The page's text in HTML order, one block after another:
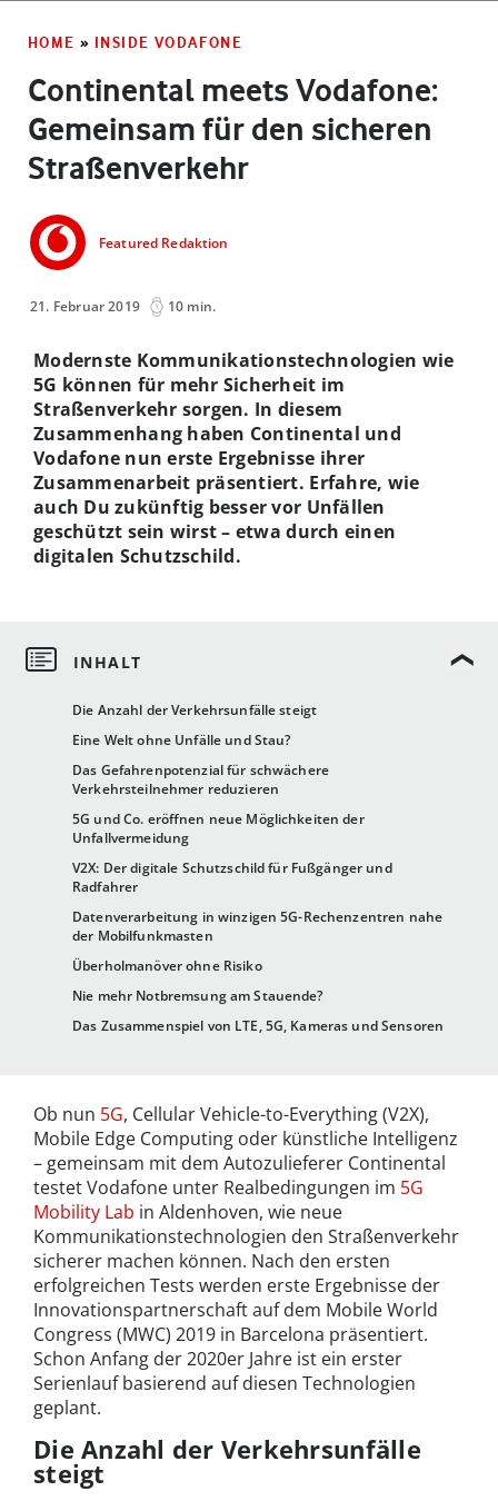
HOME » INSIDE VODAFONE
Continental meets Vodafone:
Gemeinsam für den sicheren
Straßenverkehr
Featured Redaktion
21. Februar 2019 10 min.
Die Anzahl der Verkehrsunfälle steigt
Eine Welt ohne Unfälle und Stau?
Das Gefahrenpotenzial für schwächere
Verkehrsteilnehmer reduzieren
5G und Co. eröffnen neue Möglichkeiten der
Unfallvermeidung
V2X: Der digitale Schutzschild für Fußgänger und
Radfahrer
Datenverarbeitung in winzigen 5G-Rechenzentren nahe
der Mobilfunkmasten
Überholmanöver ohne Risiko
Nie mehr Notbremsung am Stauende?
Das Zusammenspiel von LTE, 5G, Kameras und Sensoren
Modernste Kommunikationstechnologien wie
5G können für mehr Sicherheit im
Straßenverkehr sorgen. In diesem
Zusammenhang haben Continental und
Vodafone nun erste Ergebnisse ihrer
Zusammenarbeit präsentiert. Erfahre, wie
auch Du zukünftig besser vor Unfällen
geschützt sein wirst – etwa durch einen
digitalen Schutzschild.
Ob nun 5G, Cellular Vehicle-to-Everything (V2X),
Mobile Edge Computing oder künstliche Intelligenz
– gemeinsam mit dem Autozulieferer Continental
testet Vodafone unter Realbedingungen im 5G
Mobility Lab in Aldenhoven, wie neue
Kommunikationstechnologien den Straßenverkehr
sicherer machen können. Nach den ersten
erfolgreichen Tests werden erste Ergebnisse der
Innovationspartnerschaft auf dem Mobile World
Congress (MWC) 2019 in Barcelona präsentiert.
Schon Anfang der 2020er Jahre ist ein erster
Serienlauf basierend auf diesen Technologien
geplant.
Die Anzahl der Verkehrsunfälle
steigt